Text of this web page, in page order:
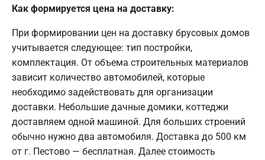
Как формируется цена на доставку:
При формировании цен на доставку брусовых домов
учитывается следующее: тип постройки,
комплектация. От объема строительных материалов
зависит количество автомобилей, которые
необходимо задействовать для организации
доставки. Небольшие дачные домики, коттеджи
доставляем одной машиной. Для больших строений
обычно нужно два автомобиля. Доставка до 500 км
от г. Пестово — бесплатная. Далее стоимость